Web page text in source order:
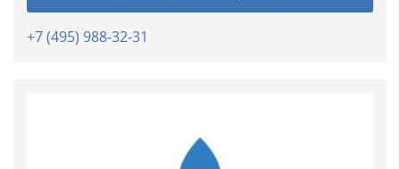
+7 (495) 988-32-31